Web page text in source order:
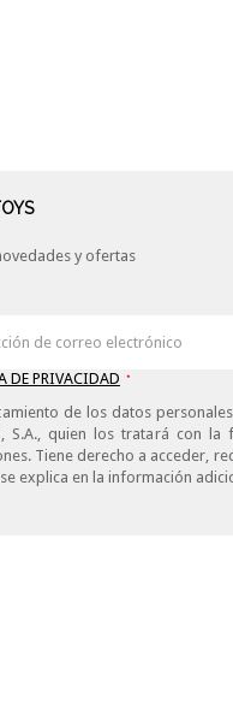
y ofertas
DE PRIVACIDAD *
de los datos
S.A., quien los tratará con
Tiene derecho a acceder,
explica en la información